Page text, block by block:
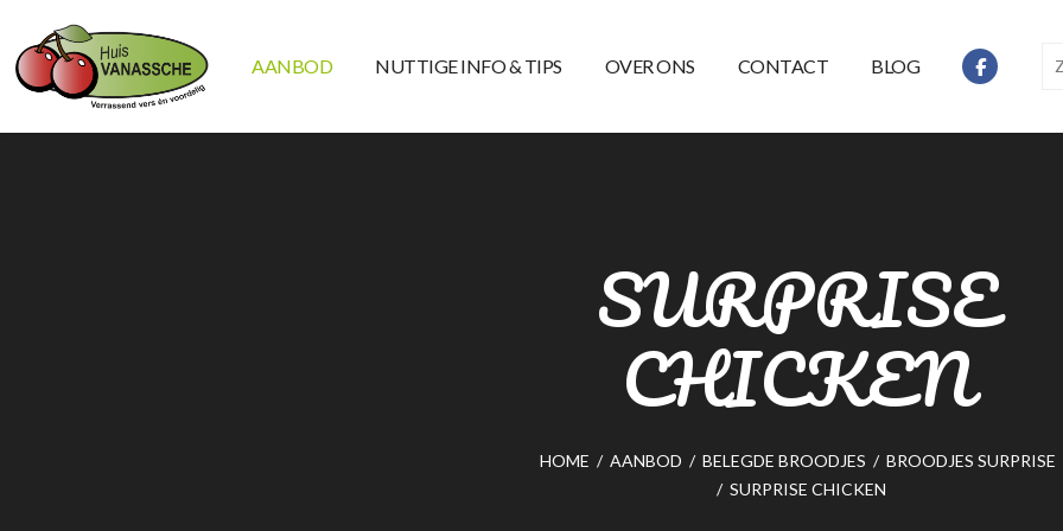
AANBOD NUTTIGE INFO & TIPS OVER ONS CONTACT BLOG
SURPRISE
CHICKEN
HOME / AANBOD / BELEGDE BROODJES / BROODJES SURPRISE
/ SURPRISE CHICKEN